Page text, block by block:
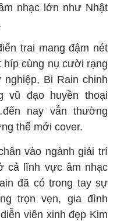
nhạc lớn như Nhật
trai mang đậm nét
híp cùng nụ cười rạng
Bi Rain chinh
vũ đạo huyền thoại
nay vẫn thường
thế mới cover.
vào ngành giải trí
cả lĩnh vực âm nhạc
đã có trong tay sự
trọn vẹn, gia đình
viên xinh đẹp Kim